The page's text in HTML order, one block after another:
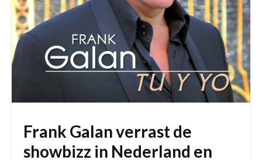
Frank Galan verrast de
showbizz in Nederland en